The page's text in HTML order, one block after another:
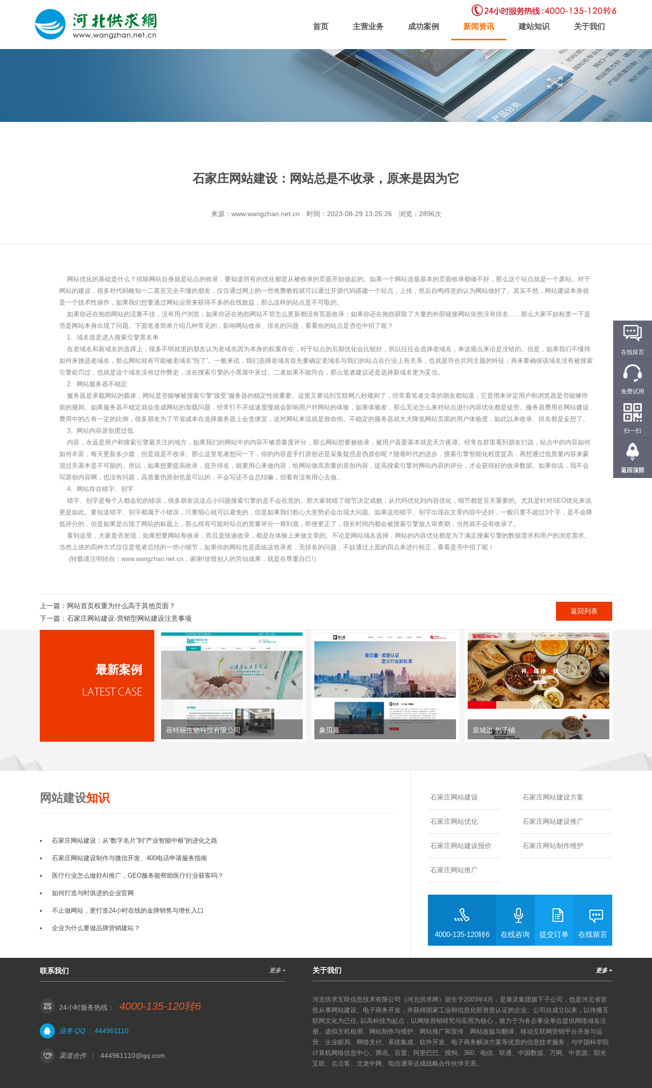
首页 主营业务 成功案例 新闻资讯 建站知识 关于我们
域名注册 虚拟主机 企业邮局 软件开发
石家庄网站建设：网站总是不收录，原来是因为它
来源：www.wangzhan.net.cn 时间：2023-08-29 13:25:26 浏览：2896次
网站优化的基础是什么？排除网站自身就是站点的收录，要知道所有的优化都是从被收录的页面开始做起的。如果一个网站连最基本的页面收录都做不好，那么这个站点就是一个废站。对于
网站的建设，很多对代码略知一二甚至完全不懂的朋友，仅仅通过网上的一些免费教程就可以通过开源代码搭建一个站点，上传，然后自鸣得意的认为网站做好了。其实不然，网站建设本身就
是一个技术性操作，如果我们想要通过网站运营来获得不多的在线效益，那么这样的站点是不可取的。
如果你还在抱怨网站的流量不佳，没有用户浏览；如果你还在抱怨网站不管怎么更新都没有页面收录；如果你还在抱怨获取了大量的外部链接网站依然没有排名……那么大家不妨检查一下是
否是网站本身出现了问题。下面笔者简单介绍几种常见的，影响网站收录、排名的问题，看看你的站点是否也中招了呢？
1、域名曾是进入搜索引擎黑名单
在老域名和新域名的选择上，很多不明就里的朋友认为老域名因为本身的权重存在，对于站点的后期优化会比较好，所以往往会选择老域名，单这观点来论是没错的。但是，如果我们不懂得
如何来挑选老域名，那么网站就有可能被老域名“毁了”。一般来说，我们选择老域名首先要确定老域名与我们的站点在行业上有关系，也就是符合共同主题的特征；再来要确保该域名没有被搜索
引擎处罚过，也就是这个域名没有过作弊史，没在搜索引擎的小黑屋中呆过。二者如果不能符合，那么笔者建议还是选择新域名更为妥当。
2、网站服务器不稳定
服务器是承载网站的载体，网站是否能够被搜索引擎“接受”服务器的稳定性很重要。这里又要说到互联网八秒规则了，经常看笔者文章的朋友都知道，它是用来评定用户和浏览器是否能够停
留的规则。如果服务器不稳定就会造成网站的加载问题，经常打不开或速度慢就会影响用户对网站的体验，如果体验差，那么无论怎么来对站点进行内容优化都是徒劳。服务器费用在网站建设
费用中的占有一定的比例，很多朋友为了节省成本在选择服务器上会贪便宜，这对网站来说就是致命伤。不稳定的服务器就大大降低网站页面的用户体验度，如此以来收录、排名都是妄想了。
3、网站内容原创度过低
内容，永远是用户和搜索引擎最关注的地方，如果我们的网站中的内容不够质量度评分，那么网站想要被收录，被用户喜爱基本就是天方夜谭。经常在群里看到朋友们说，站点中的内容如何
如何丰富，每天更新多少篇，但是就是不收录。那么这里笔者想问一下，你的内容是手打原创还是采集疑惑是伪原创呢？随着时代的进步，搜索引擎智能化程度提高，再想通过低质量内容来蒙
混过关基本是不可能的。所以，如果想要提高收录，提升排名，就要用心来做内容，给网站做高质量的原创内容，提高搜索引擎对网站内容的评分，才会获得好的收录数据。如果你说，我不会
写原创内容啊，也没有问题，高质量伪原创也是可以的，不会写还不会总结嘛，但看有没有用心去做。
4、网站存在错字、别字
错字、别字是每个人都会犯的错误，很多朋友说这点小问题搜索引擎的是不会在意的。那大家就错了细节决定成败，从代码优化到内容优化，细节都是至关重要的。尤其是针对SEO优化来说
更是如此。要知道错字、别字都属于小错误，只要细心就可以避免的，但是如果我们粗心大意势必会出现大问题。如果这些错字、别字出现在文章内容中还好，一般只要不超过3个字，是不会降
低评分的，但是如果是出现了网站的标题上，那么很有可能对站点的质量评分一将到底，即便更正了，很长时间内都会被搜索引擎放入审查期，当然就不会有收录了。
看到这里，大家是否发现，如果想要网站有收录，而且是快速收录，都是在体验上来做文章的。不论是网站域名选择，网站的内容优化都是为了满足搜索引擎的数据需求和用户的浏览需求。
当然上述的四种方式仅仅是笔者总结的一些小细节，如果你的网站也是面临这收录差，无排名的问题，不妨通过上面的四点来进行校正，看看是否中招了呢！
(转载请注明转自：www.wangzhan.net.cn，谢谢!珍惜别人的劳动成果，就是在尊重自己!）
上一篇： 网站首页权重为什么高于其他页面？
下一篇： 石家庄网站建设-营销型网站建设注意事项
返回列表
最新案例
蓓特丽生物科技有限公司 象贝嘉 皇城边 包子铺
网站建设知识
石家庄网站建设：从“数字名片”到“产业智能中枢”的进化之路
石家庄网站建设制作与微信开发、400电话申请服务指南
医疗行业怎么做好AI推广，GEO服务能帮助医疗行业获客吗？
如何打造与时俱进的企业官网
不止做网站，更打造24小时在线的金牌销售与增长入口
企业为什么要做品牌营销建站？
石家庄网站建设
石家庄网站优化
石家庄网站建设报价
石家庄网站推广
石家庄网站建设方案
石家庄网站建设推广
石家庄网站制作维护
4000-135-120转6 在线咨询 提交订单 在线留言
更多 +
联系我们
24小时服务热线： 4000-135-120转6
业务 QQ : 444961110
渠道合作 ： 444961110@qq.com
更多 +
关于我们
河北供求互联信息技术有限公司（河北供求网）诞生于2003年4月，是康灵集团旗下子公司，也是河北省首
批从事网站建设、电子商务开发，并获得国家工业和信息化部资质认证的企业。公司自成立以来，以传播互
联网文化为已任, 以高科技为起点，以网络营销研究与应用为核心，致力于为各企事业单位提供网络域名注
册、虚拟主机租用、网站制作与维护、网站推广和宣传、网站改版与翻译、移动互联网营销平台开发与运
营、企业邮局、网络支付、系统集成、软件开发、电子商务解决方案等优质的信息技术服务，与中国科学院
计算机网络信息中心、腾讯、百度、阿里巴巴、搜狗、360、电信、联通、中国数据、万网、中资源、阳光
互联、点点客、北龙中网、电信通等达成战略合作伙伴关系。
在线留言
免费试用
扫一扫
返回顶部